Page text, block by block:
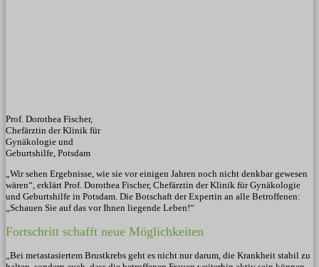
Prof. Dorothea Fischer,
Chefärztin der Klinik für
Gynäkologie und
Geburtshilfe, Potsdam
„Wir sehen Ergebnisse, wie sie vor einigen Jahren noch nicht denkbar gewesen
wären“, erklärt Prof. Dorothea Fischer, Chefärztin der Klinik für Gynäkologie
und Geburtshilfe in Potsdam. Die Botschaft der Expertin an alle Betroffenen:
„Schauen Sie auf das vor Ihnen liegende Leben!“
Fortschritt schafft neue Möglichkeiten
„Bei metastasiertem Brustkrebs geht es nicht nur darum, die Krankheit stabil zu